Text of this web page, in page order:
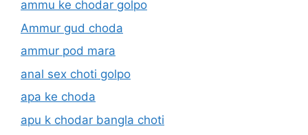
ammu ke chodar golpo
Ammur gud choda
ammur pod mara
anal sex choti golpo
apa ke choda
apu k chodar bangla choti